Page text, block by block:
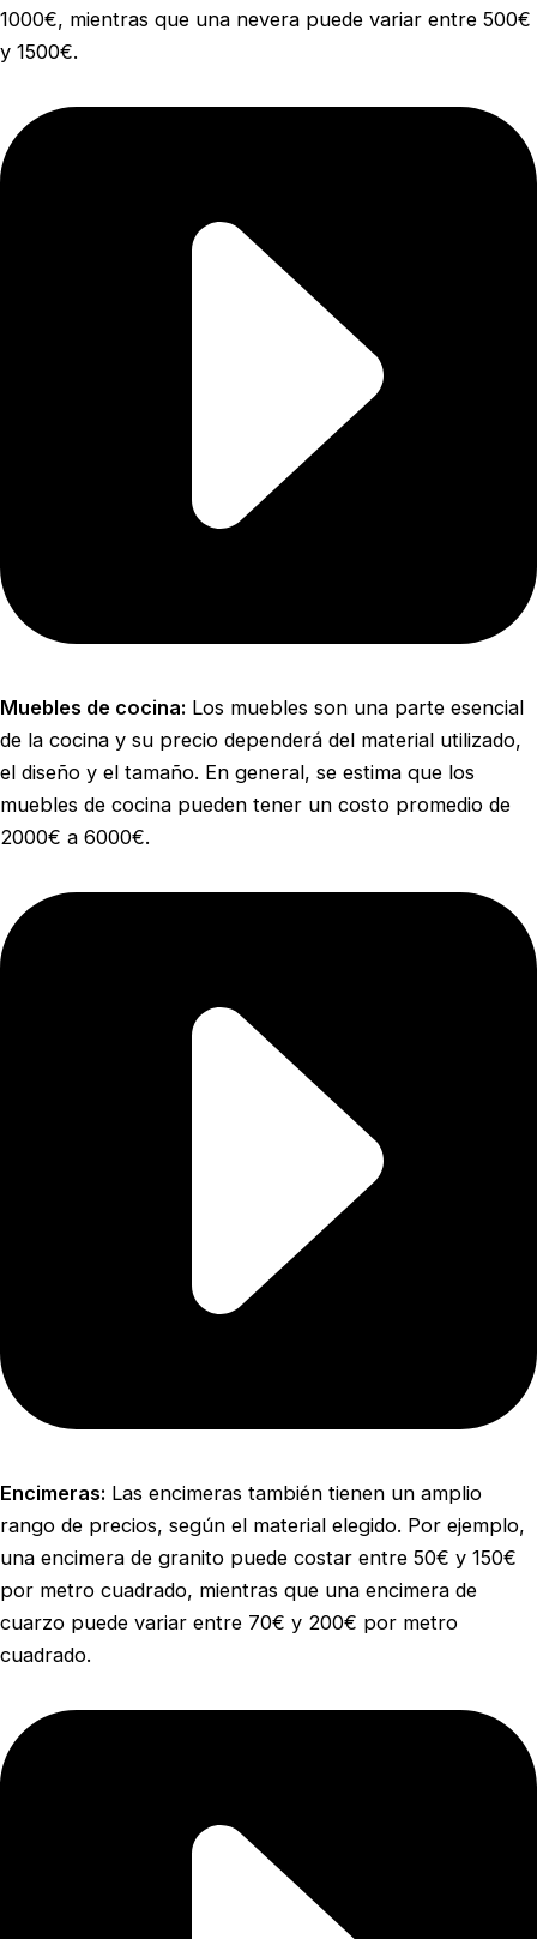
1000€, mientras que una nevera puede variar entre 500€
y 1500€.
Muebles de cocina: Los muebles son una parte esencial
de la cocina y su precio dependerá del material utilizado,
el diseño y el tamaño. En general, se estima que los
muebles de cocina pueden tener un costo promedio de
2000€ a 6000€.
Encimeras: Las encimeras también tienen un amplio
rango de precios, según el material elegido. Por ejemplo,
una encimera de granito puede costar entre 50€ y 150€
por metro cuadrado, mientras que una encimera de
cuarzo puede variar entre 70€ y 200€ por metro
cuadrado.